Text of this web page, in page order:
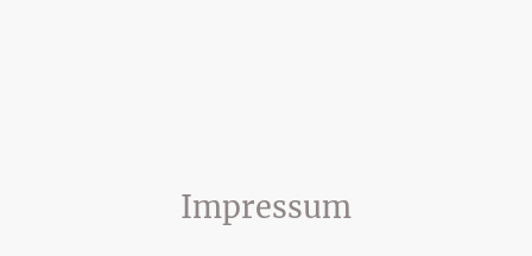
Impressum